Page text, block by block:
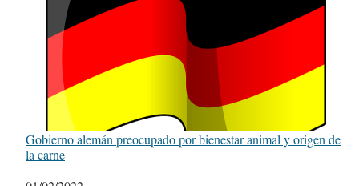
Gobierno alemán preocupado por bienestar animal y origen de
la carne